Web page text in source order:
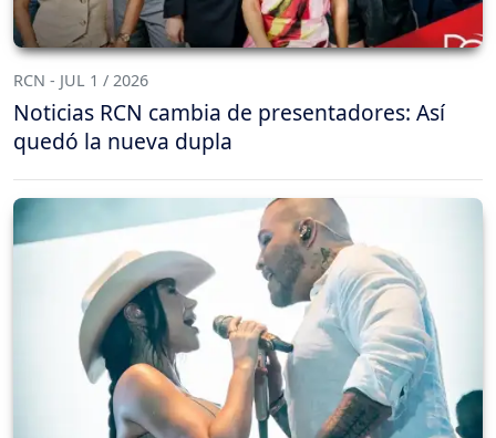
RCN - JUL 1 / 2026
Noticias RCN cambia de presentadores: Así
quedó la nueva dupla